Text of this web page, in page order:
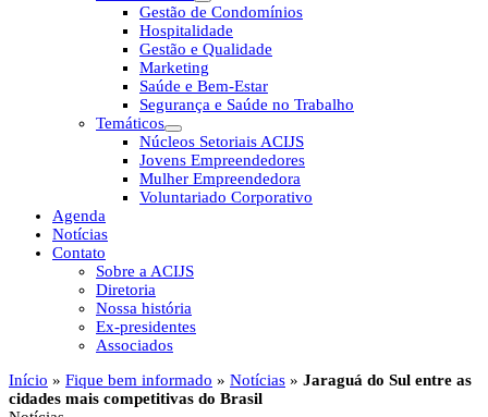
Gestão de Condomínios
Hospitalidade
Gestão e Qualidade
Marketing
Saúde e Bem-Estar
Segurança e Saúde no Trabalho
Temáticos
Núcleos Setoriais ACIJS
Jovens Empreendedores
Mulher Empreendedora
Voluntariado Corporativo
Agenda
Notícias
Contato
Sobre a ACIJS
Diretoria
Nossa história
Ex-presidentes
Associados
Início » Fique bem informado » Notícias » Jaraguá do Sul entre as
cidades mais competitivas do Brasil